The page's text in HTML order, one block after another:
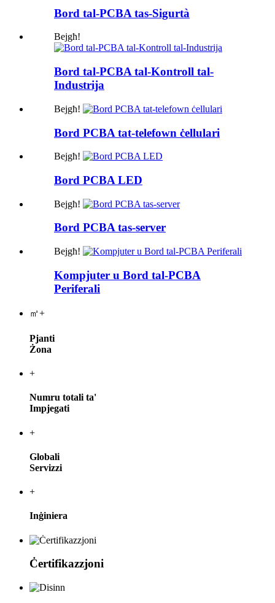
Bord tal-PCBA tas-Sigurtà
Bejgħ!
Bord tal-PCBA tal-Kontroll tal-
Industrija
Bejgħ!
Bord PCBA tat-telefown ċellulari
Bejgħ!
Bord PCBA LED
Bejgħ!
Bord PCBA tas-server
Bejgħ!
Kompjuter u Bord tal-PCBA
Periferali
㎡+
Pjanti
Żona
+
Numru totali ta'
Impjegati
+
Globali
Servizzi
+
Inġiniera
Ċertifikazzjoni